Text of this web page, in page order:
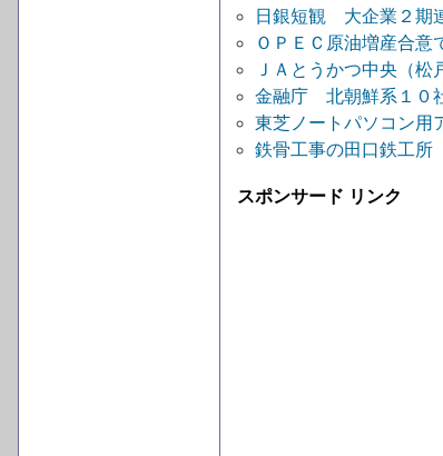
日銀短観 大企業２期
ＯＰＥＣ原油増産合
ＪＡとうかつ中央（
金融庁 北朝鮮系１０
東芝ノートパソコン
鉄骨工事の田口鉄工
スポンサード リンク